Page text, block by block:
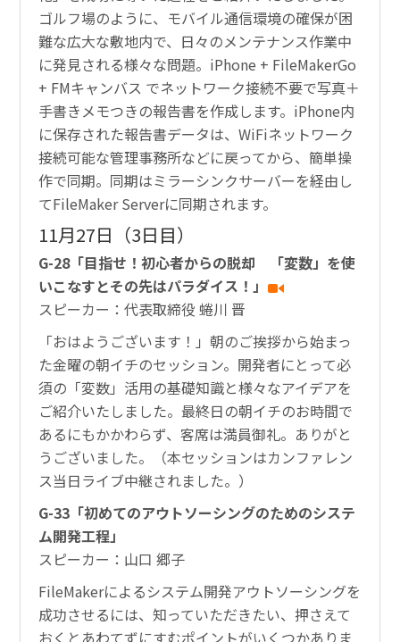
ゴルフ場のように、モバイル通信環境の確保が困
難な広大な敷地内で、日々のメンテナンス作業中
に発見される様々な問題。iPhone + FileMakerGo
+ FMキャンバス でネットワーク接続不要で写真＋
手書きメモつきの報告書を作成します。iPhone内
に保存された報告書データは、WiFiネットワーク
接続可能な管理事務所などに戻ってから、簡単操
作で同期。同期はミラーシンクサーバーを経由し
てFileMaker Serverに同期されます。
11月27日（3日目）
G-28「目指せ！初心者からの脱却 「変数」を使
いこなすとその先はパラダイス！」
スピーカー：代表取締役 蜷川 晋
「おはようございます！」朝のご挨拶から始まっ
た金曜の朝イチのセッション。開発者にとって必
須の「変数」活用の基礎知識と様々なアイデアを
ご紹介いたしました。最終日の朝イチのお時間で
あるにもかかわらず、客席は満員御礼。ありがと
うございました。（本セッションはカンファレン
ス当日ライブ中継されました。）
G-33「初めてのアウトソーシングのためのシステ
ム開発工程」
スピーカー：山口 郷子
FileMakerによるシステム開発アウトソーシングを
成功させるには、知っていただきたい、押さえて
おくとあわてずにすむポイントがいくつかありま